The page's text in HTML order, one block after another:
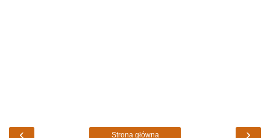
‹ ›
Strona główna